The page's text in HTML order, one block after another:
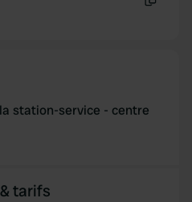
station-service - centre
tarifs